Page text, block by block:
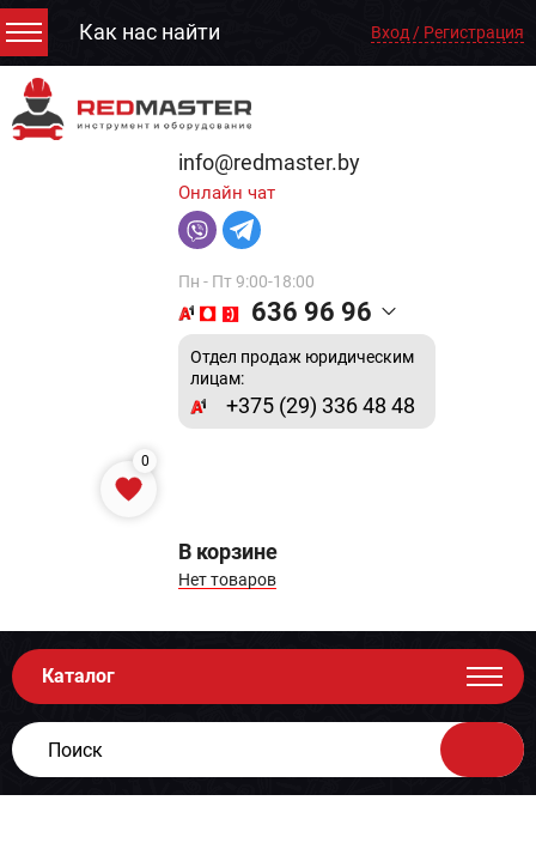
Как нас найти Вход / Регистрация
info@redmaster.by
Онлайн чат
Пн - Пт 9:00-18:00
636 96 96
Отдел продаж юридическим
лицам:
+375 (29) 336 48 48
0
В корзине
Нет товаров
Каталог